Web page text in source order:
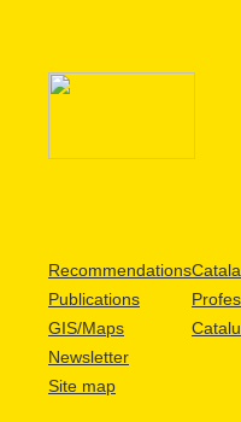
Recommendations
Publications
GIS/Maps
Newsletter
Site map